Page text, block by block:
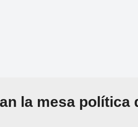
la mesa política